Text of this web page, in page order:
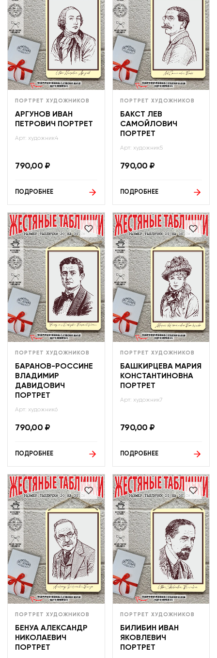
ПОРТРЕТ ХУДОЖНИКОВ
АРГУНОВ ИВАН
ПЕТРОВИЧ ПОРТРЕТ
Арт: художник4
790,00 ₽
ПОДРОБНЕЕ
ПОРТРЕТ ХУДОЖНИКОВ
БАКСТ ЛЕВ
САМОЙЛОВИЧ
ПОРТРЕТ
Арт: художник5
790,00 ₽
ПОДРОБНЕЕ
ПОРТРЕТ ХУДОЖНИКОВ
БАРАНОВ-РОССИНЕ
ВЛАДИМИР
ДАВИДОВИЧ
ПОРТРЕТ
Арт: художник6
790,00 ₽
ПОДРОБНЕЕ
ПОРТРЕТ ХУДОЖНИКОВ
БАШКИРЦЕВА МАРИЯ
КОНСТАНТИНОВНА
ПОРТРЕТ
Арт: художник7
790,00 ₽
ПОДРОБНЕЕ
ПОРТРЕТ ХУДОЖНИКОВ
БЕНУА АЛЕКСАНДР
НИКОЛАЕВИЧ
ПОРТРЕТ
ПОРТРЕТ ХУДОЖНИКОВ
БИЛИБИН ИВАН
ЯКОВЛЕВИЧ
ПОРТРЕТ